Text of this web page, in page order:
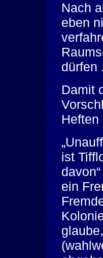
Nach
eben
dürfen
Damit
ist
ein